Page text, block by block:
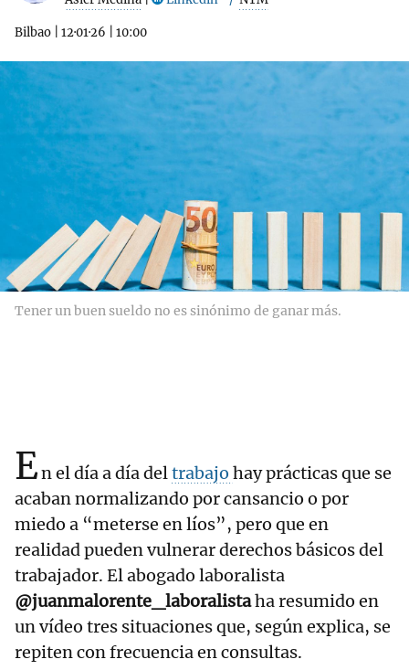
Bilbao 12·01·26 10:00
Tener un buen sueldo no es sinónimo de ganar más.
En el día a día deltrabajo hay prácticas que se
acaban normalizando por cansancio o por
miedo a “meterse en líos”, pero que en
realidad pueden vulnerar derechos básicos del
trabajador. El abogado laboralista
@juanmalorente_laboralistaha resumido en
un vídeo tres situaciones que, según explica, se
repiten con frecuencia en consultas.